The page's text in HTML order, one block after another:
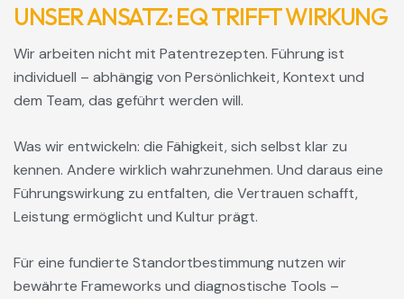
UNSER ANSATZ: EQ TRIFFT WIRKUNG
Wir arbeiten nicht mit Patentrezepten. Führung ist
individuell – abhängig von Persönlichkeit, Kontext und
dem Team, das geführt werden will.
Was wir entwickeln: die Fähigkeit, sich selbst klar zu
kennen. Andere wirklich wahrzunehmen. Und daraus eine
Führungswirkung zu entfalten, die Vertrauen schafft,
Leistung ermöglicht und Kultur prägt.
Für eine fundierte Standortbestimmung nutzen wir
bewährte Frameworks und diagnostische Tools –